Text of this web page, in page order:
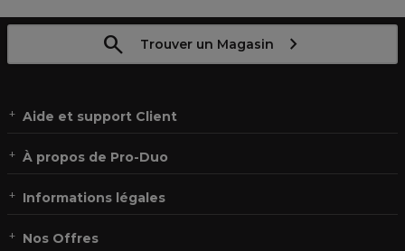
Trouver un Magasin
Aide et support Client
À propos de Pro-Duo
Informations légales
Nos Offres